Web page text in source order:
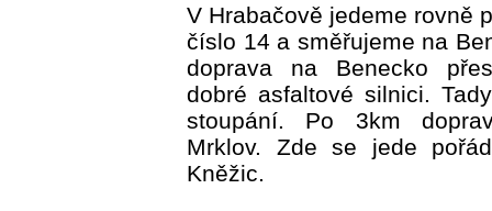
V Hrabačově jedeme rovně
číslo 14 a směřujeme na
doprava na Benecko
dobré asfaltové silnici.
stoupání. Po 3km
Mrklov. Zde se jede
Kněžic.